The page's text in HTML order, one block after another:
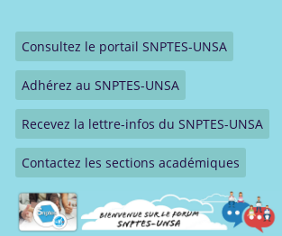
Consultez le portail SNPTES-UNSA
Adhérez au SNPTES-UNSA
Recevez la lettre-infos du SNPTES-UNSA
Contactez les sections académiques